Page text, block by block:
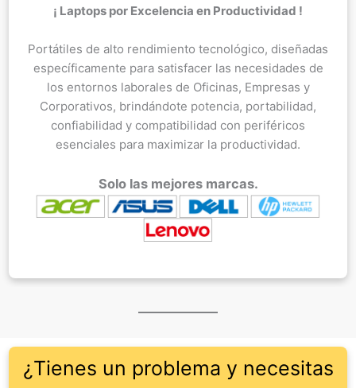
¡ Laptops por Excelencia en Productividad !
Portátiles de alto rendimiento tecnológico, diseñadas
específicamente para satisfacer las necesidades de
los entornos laborales de Oficinas, Empresas y
Corporativos, brindándote potencia, portabilidad,
confiabilidad y compatibilidad con periféricos
esenciales para maximizar la productividad.
Solo las mejores marcas.
¿Tienes un problema y necesitas